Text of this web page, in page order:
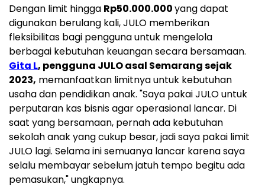
Dengan limit hingga Rp50.000.000yang dapat
digunakan berulang kali, JULO memberikan
fleksibilitas bagi pengguna untuk mengelola
berbagai kebutuhan keuangan secara bersamaan.
Gita L, pengguna JULO asal Semarang sejak
2023, memanfaatkan limitnya untuk kebutuhan
usaha dan pendidikan anak. "Saya pakai JULO untuk
perputaran kas bisnis agar operasional lancar. Di
saat yang bersamaan, pernah ada kebutuhan
sekolah anak yang cukup besar, jadi saya pakai limit
JULO lagi. Selama ini semuanya lancar karena saya
selalu membayar sebelum jatuh tempo begitu ada
pemasukan," ungkapnya.